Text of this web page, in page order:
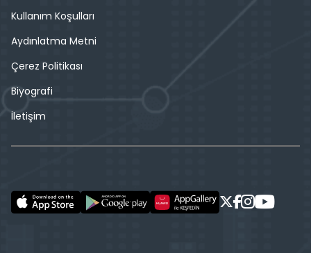
Kullanım Koşulları
Aydınlatma Metni
Çerez Politikası
Biyografi
İletişim